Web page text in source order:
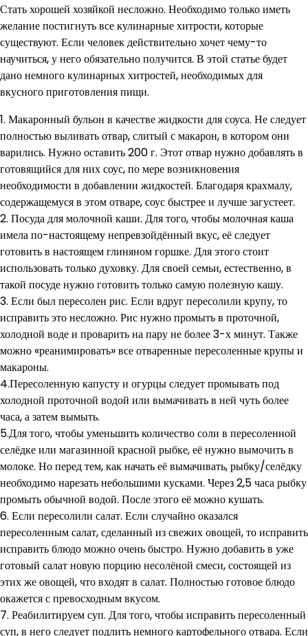
Стать хорошей хозяйкой несложно. Необходимо только иметь
желание постигнуть все кулинарные хитрости, которые
существуют. Если человек действительно хочет чему-то
научиться, у него обязательно получится. В этой статье будет
дано немного кулинарных хитростей, необходимых для
вкусного приготовления пищи.
1. Макаронный бульон в качестве жидкости для соуса. Не следует
полностью выливать отвар, слитый с макарон, в котором они
варились. Нужно оставить 200 г. Этот отвар нужно добавлять в
готовящийся для них соус, по мере возникновения
необходимости в добавлении жидкостей. Благодаря крахмалу,
содержащемуся в этом отваре, соус быстрее и лучше загустеет.
2. Посуда для молочной каши. Для того, чтобы молочная каша
имела по-настоящему непревзойдённый вкус, её следует
готовить в настоящем глиняном горшке. Для этого стоит
использовать только духовку. Для своей семьи, естественно, в
такой посуде нужно готовить только самую полезную кашу.
3. Если был пересолен рис. Если вдруг пересолили крупу, то
исправить это несложно. Рис нужно промыть в проточной,
холодной воде и проварить на пару не более 3-х минут. Также
можно «реанимировать» все отваренные пересоленные крупы и
макароны.
4.Пересоленную капусту и огурцы следует промывать под
холодной проточной водой или вымачивать в ней чуть более
часа, а затем вымыть.
5.Для того, чтобы уменьшить количество соли в пересоленной
селёдке или магазинной красной рыбке, её нужно вымочить в
молоке. Но перед тем, как начать её вымачивать, рыбку/селёдку
необходимо нарезать небольшими кусками. Через 2,5 часа рыбку
промыть обычной водой. После этого её можно кушать.
6. Если пересолили салат. Если случайно оказался
пересоленным салат, сделанный из свежих овощей, то исправить
исправить блюдо можно очень быстро. Нужно добавить в уже
готовый салат новую порцию несолёной смеси, состоящей из
этих же овощей, что входят в салат. Полностью готовое блюдо
окажется с превосходным вкусом.
7. Реабилитируем суп. Для того, чтобы исправить пересоленный
суп, в него следует подлить немного картофельного отвара. Если